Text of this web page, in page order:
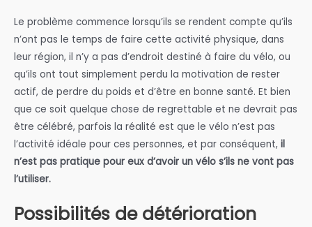
Le problème commence lorsqu’ils se rendent compte qu’ils
n’ont pas le temps de faire cette activité physique, dans
leur région, il n’y a pas d’endroit destiné à faire du vélo, ou
qu’ils ont tout simplement perdu la motivation de rester
actif, de perdre du poids et d’être en bonne santé. Et bien
que ce soit quelque chose de regrettable et ne devrait pas
être célébré, parfois la réalité est que le vélo n’est pas
l’activité idéale pour ces personnes, et par conséquent, il
n’est pas pratique pour eux d’avoir un vélo s’ils ne vont pas
l’utiliser.
Possibilités de détérioration